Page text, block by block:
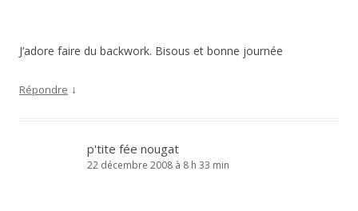
J’adore faire du backwork. Bisous et bonne journée
Répondre ↓
p'tite fée nougat
22 décembre 2008 à 8 h 33 min